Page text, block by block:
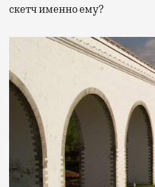
скетч именно ему?